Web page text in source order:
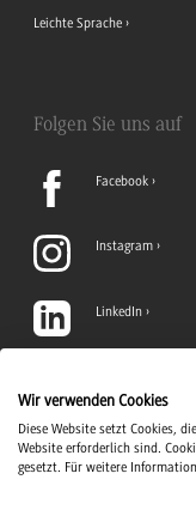
Leichte Sprache
Folgen Sie uns auf
Facebook
Instagram
LinkedIn
YouTube
Wir verwenden Cookies
Diese Website setzt Cookies,
Website erforderlich sind.
gesetzt. Für weitere